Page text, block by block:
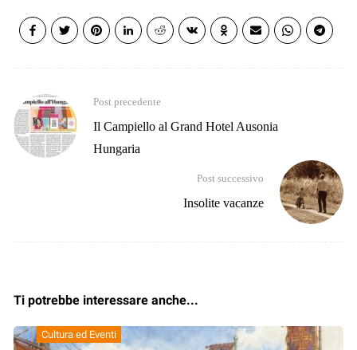
Post precedente
Il Campiello al Grand Hotel Ausonia
Hungaria
Post successivo
Insolite vacanze
Ti potrebbe interessare anche...
Cultura ed Eventi